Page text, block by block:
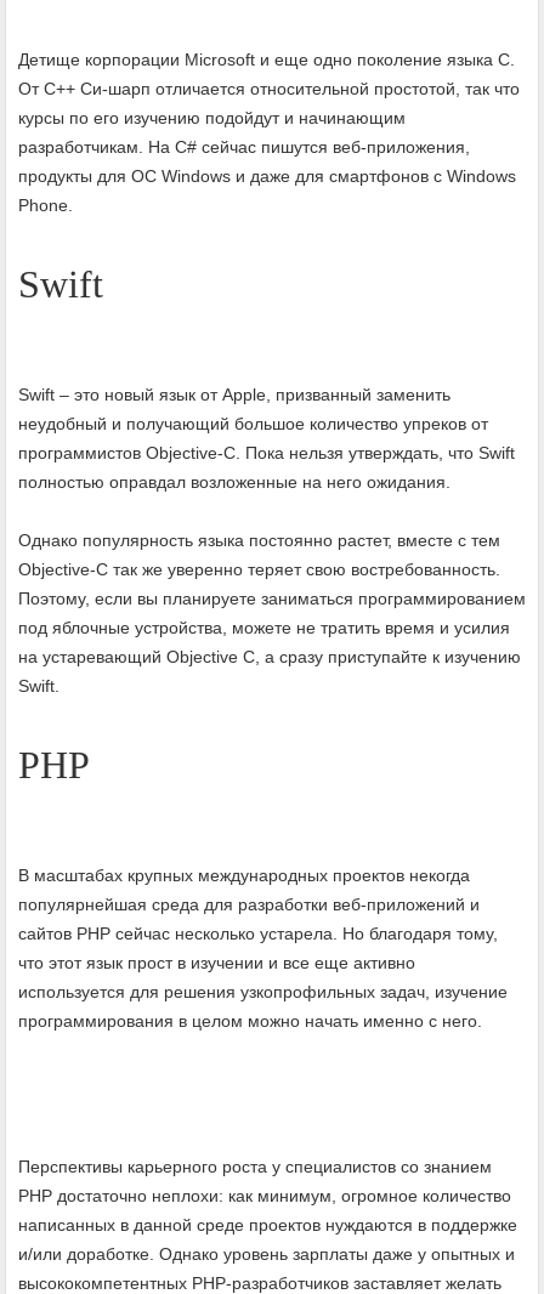
Детище корпорации Microsoft и еще одно поколение языка С.
От С++ Си-шарп отличается относительной простотой, так что
курсы по его изучению подойдут и начинающим
разработчикам. На С# сейчас пишутся веб-приложения,
продукты для ОС Windows и даже для смартфонов с Windows
Phone.
Swift
Swift – это новый язык от Apple, призванный заменить
неудобный и получающий большое количество упреков от
программистов Objective-C. Пока нельзя утверждать, что Swift
полностью оправдал возложенные на него ожидания.
Однако популярность языка постоянно растет, вместе с тем
Objective-C так же уверенно теряет свою востребованность.
Поэтому, если вы планируете заниматься программированием
под яблочные устройства, можете не тратить время и усилия
на устаревающий Objective C, а сразу приступайте к изучению
Swift.
PHP
В масштабах крупных международных проектов некогда
популярнейшая среда для разработки веб-приложений и
сайтов PHP сейчас несколько устарела. Но благодаря тому,
что этот язык прост в изучении и все еще активно
используется для решения узкопрофильных задач, изучение
программирования в целом можно начать именно с него.
Перспективы карьерного роста у специалистов со знанием
PHP достаточно неплохи: как минимум, огромное количество
написанных в данной среде проектов нуждаются в поддержке
и/или доработке. Однако уровень зарплаты даже у опытных и
высококомпетентных PHP-разработчиков заставляет желать